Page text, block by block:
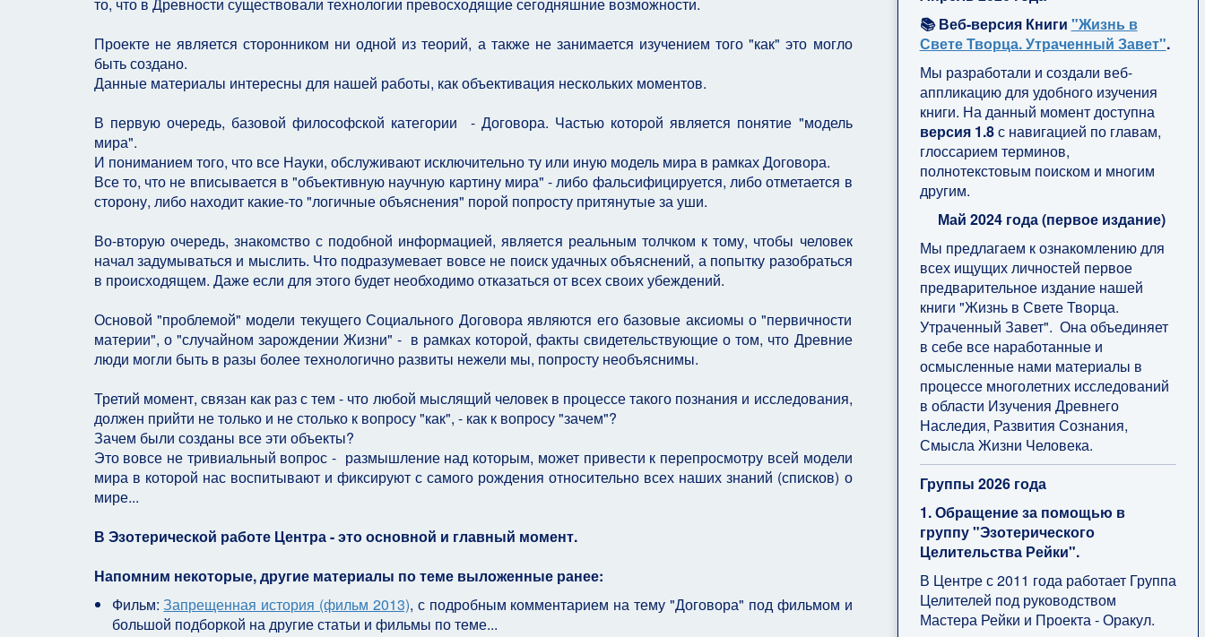
Проекте не является сторонником ни одной из теорий, а также не занимается изучением того "как" это могло
быть создано.
Данные материалы интересны для нашей работы, как объективация нескольких моментов.
В первую очередь, базовой философской категории - Договора. Частью которой является понятие "модель
мира".
И пониманием того, что все Науки, обслуживают исключительно ту или иную модель мира в рамках Договора.
Все то, что не вписывается в "объективную научную картину мира" - либо фальсифицируется, либо отметается в
сторону, либо находит какие-то "логичные объяснения" порой попросту притянутые за уши.
Во-вторую очередь, знакомство с подобной информацией, является реальным толчком к тому, чтобы человек
начал задумываться и мыслить. Что подразумевает вовсе не поиск удачных объяснений, а попытку разобраться
в происходящем. Даже если для этого будет необходимо отказаться от всех своих убеждений.
Основой "проблемой" модели текущего Социального Договора являются его базовые аксиомы о "первичности
материи", о "случайном зарождении Жизни" - в рамках которой, факты свидетельствующие о том, что Древние
люди могли быть в разы более технологично развиты нежели мы, попросту необъяснимы.
Третий момент, связан как раз с тем - что любой мыслящий человек в процессе такого познания и исследования,
должен прийти не только и не столько к вопросу "как", - как к вопросу "зачем"?
Зачем были созданы все эти объекты?
Это вовсе не тривиальный вопрос - размышление над которым, может привести к перепросмотру всей модели
мира в которой нас воспитывают и фиксируют с самого рождения относительно всех наших знаний (списков) о
мире...
В Эзотерической работе Центра - это основной и главный момент.
Напомним некоторые, другие материалы по теме выложенные ранее:
Фильм:Запрещенная история (фильм 2013), с подробным комментарием на тему "Договора" под фильмом и
большой подборкой на другие статьи и фильмы по теме...
📚 Веб-версия Книги "Жизнь в
Свете Творца. Утраченный Завет".
Мы разработали и создали веб-
аппликацию для удобного изучения
книги. На данный момент доступна
версия 1.8с навигацией по главам,
глоссарием терминов,
полнотекстовым поиском и многим
другим.
Май 2024 года (первое издание)
Мы предлагаем к ознакомлению для
всех ищущих личностей первое
предварительное издание нашей
книги "Жизнь в Свете Творца.
Утраченный Завет". Она объединяет
в себе все наработанные и
осмысленные нами материалы в
процессе многолетних исследований
в области Изучения Древнего
Наследия, Развития Сознания,
Смысла Жизни Человека.
Группы 2026 года
1. Обращение за помощью в
группу "Эзотерического
Целительства Рейки".
В Центре с 2011 года работает Группа
Целителей под руководством
Мастера Рейки и Проекта - Оракул.